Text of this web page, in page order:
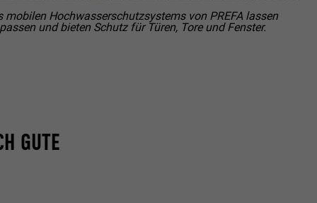
mobilen Hochwasserschutzsystems von PREFA lassen
und bieten Schutz für Türen, Tore und Fenster.
GUTE
von
"Folgen Sie